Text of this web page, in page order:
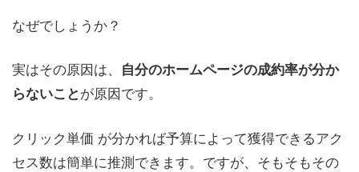
なぜでしょうか？
実はその原因は、
自分のホームページの成約率が分か
らないことが原因です。
クリック単価 が分かれば予算によって獲得できるアク
セス数は簡単に推測できます。ですが、そもそもその